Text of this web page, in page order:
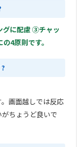
に配慮 ③チャッ
4原則です。
画面越しでは反応
ちょうど良いで